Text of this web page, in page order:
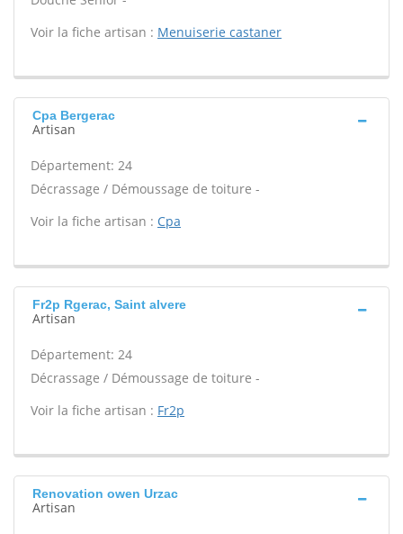
Voir la fiche artisan : Menuiserie castaner
Cpa Bergerac
Artisan
Département: 24
Décrassage / Démoussage de toiture -
Voir la fiche artisan : Cpa
Fr2p Rgerac, Saint alvere
Artisan
Département: 24
Décrassage / Démoussage de toiture -
Voir la fiche artisan : Fr2p
Renovation owen Urzac
Artisan